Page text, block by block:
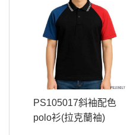
PS105017斜袖配色
polo衫(拉克蘭袖)